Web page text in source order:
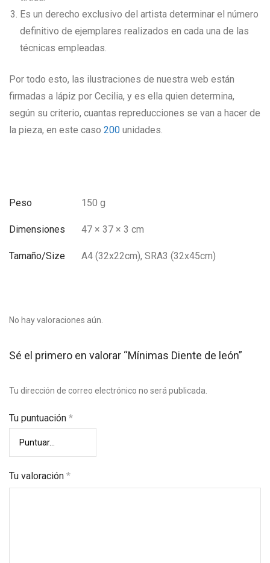
Es un derecho exclusivo del artista determinar el número
definitivo de ejemplares realizados en cada una de las
técnicas empleadas.
Por todo esto, las ilustraciones de nuestra web están
firmadas a lápiz por Cecilia, y es ella quien determina,
según su criterio, cuantas repreducciones se van a hacer de
la pieza, en este caso 200 unidades.
Peso 150 g
Dimensiones 47 × 37 × 3 cm
Tamaño/Size A4 (32x22cm), SRA3 (32x45cm)
No hay valoraciones aún.
Sé el primero en valorar “Mínimas Diente de león”
Tu dirección de correo electrónico no será publicada.
Tu puntuación *
Tu valoración *